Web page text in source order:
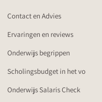
Contact en Advies
Ervaringen en reviews
Onderwijs begrippen
Scholingsbudget in het vo
Onderwijs Salaris Check